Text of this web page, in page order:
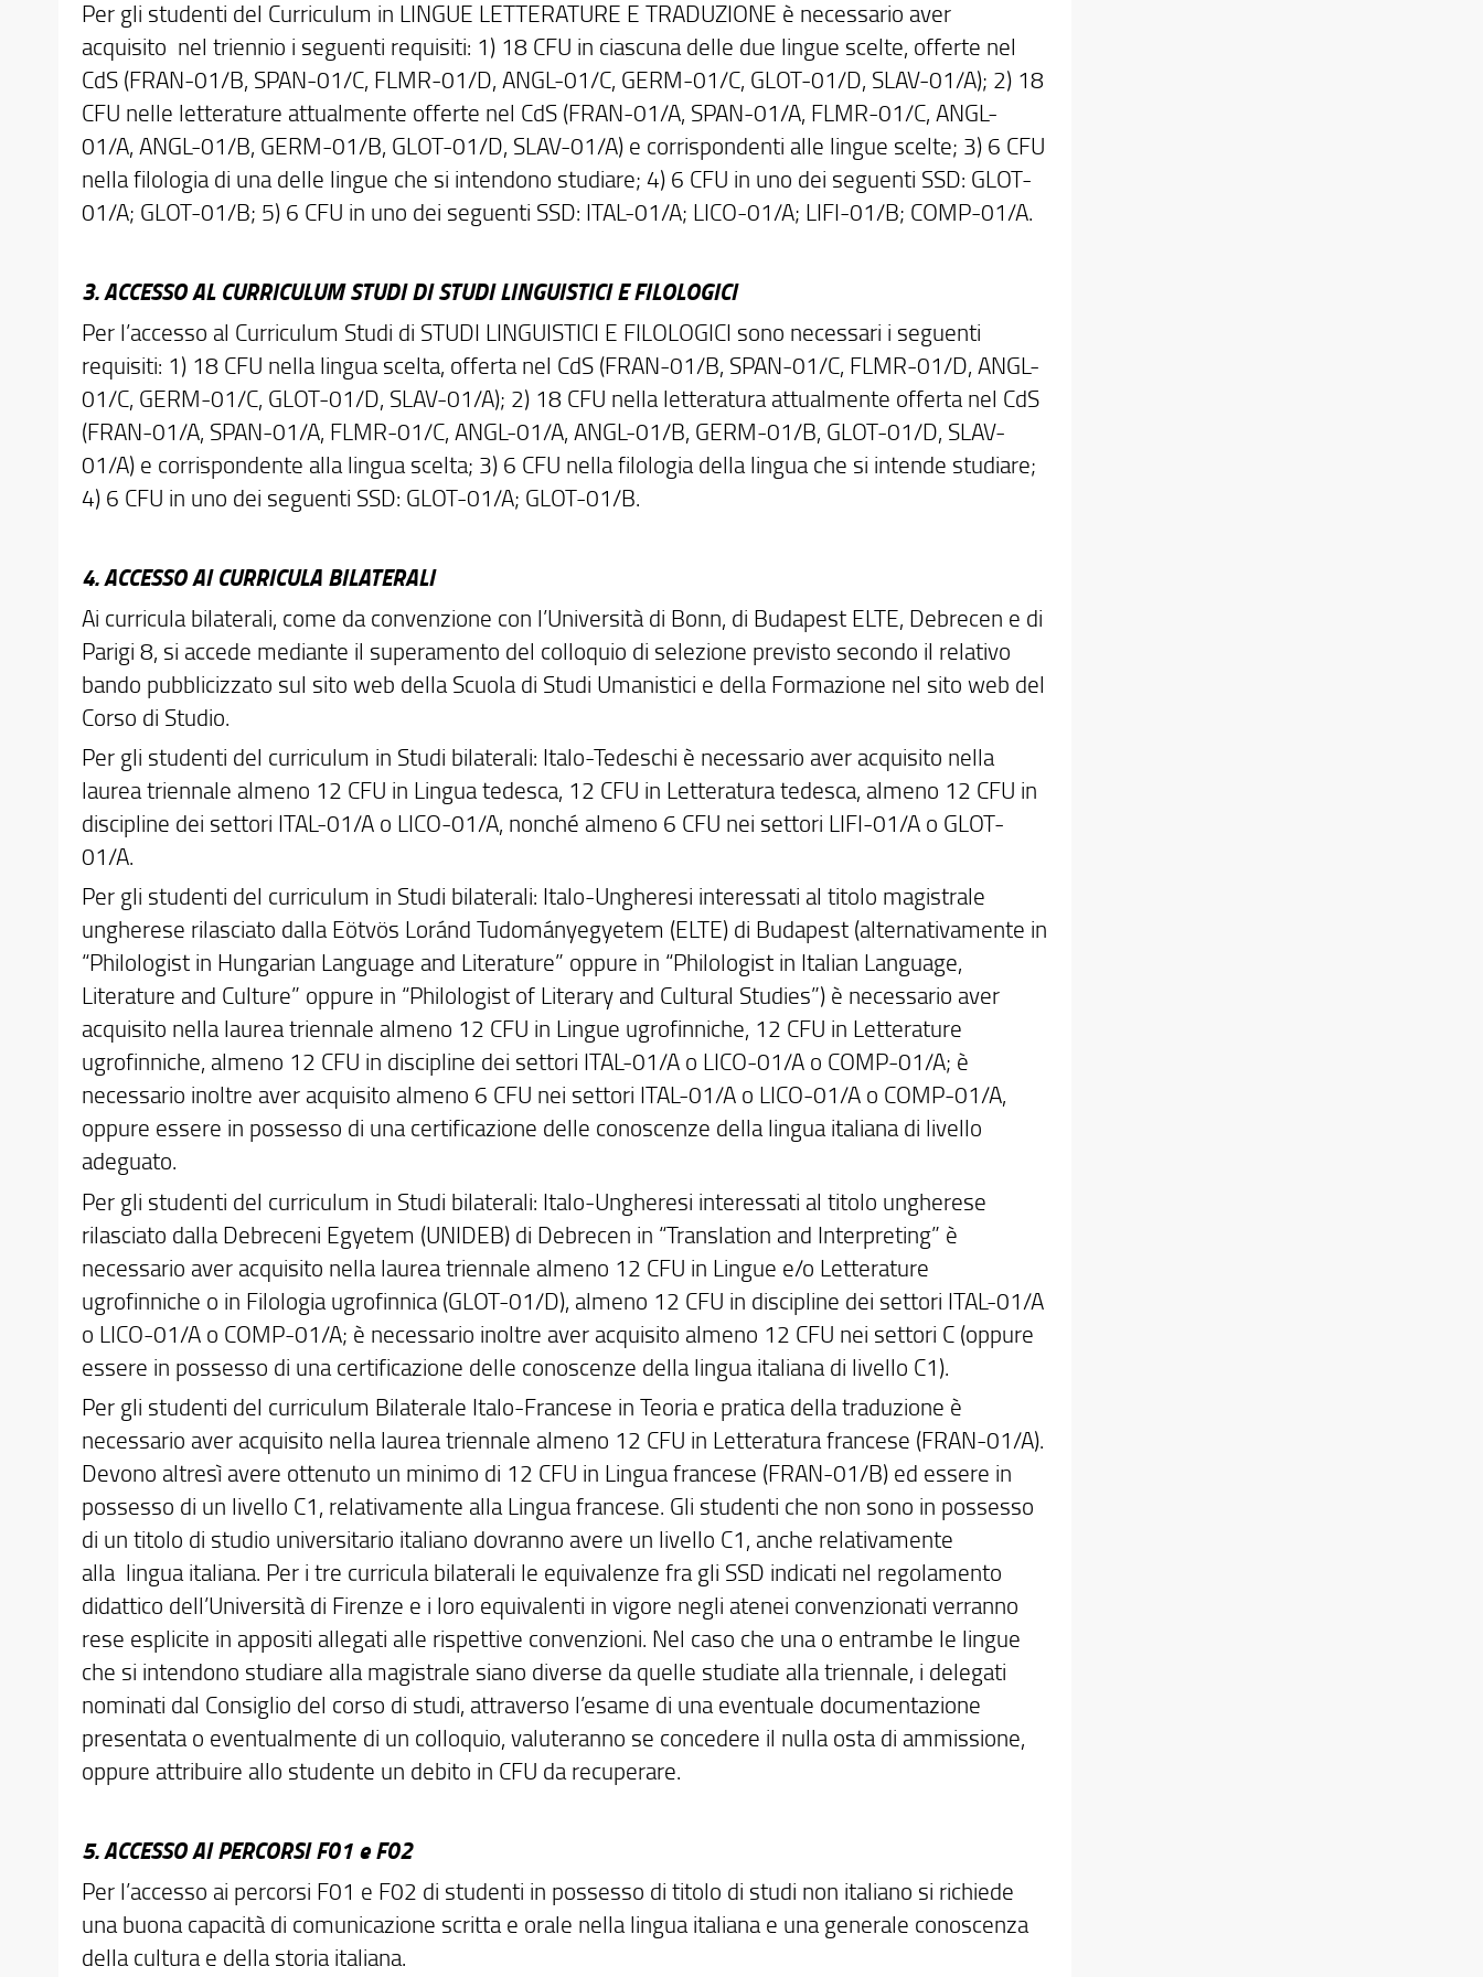
Per gli studenti del Curriculum in LINGUE LETTERATURE E TRADUZIONE è necessario aver
acquisito nel triennio i seguenti requisiti: 1) 18 CFU in ciascuna delle due lingue scelte, offerte nel
CdS (FRAN-01/B, SPAN-01/C, FLMR-01/D, ANGL-01/C, GERM-01/C, GLOT-01/D, SLAV-01/A); 2) 18
CFU nelle letterature attualmente offerte nel CdS (FRAN-01/A, SPAN-01/A, FLMR-01/C, ANGL-
01/A, ANGL-01/B, GERM-01/B, GLOT-01/D, SLAV-01/A) e corrispondenti alle lingue scelte; 3) 6 CFU
nella filologia di una delle lingue che si intendono studiare; 4) 6 CFU in uno dei seguenti SSD: GLOT-
01/A; GLOT-01/B; 5) 6 CFU in uno dei seguenti SSD: ITAL-01/A; LICO-01/A; LIFI-01/B; COMP-01/A.
3. ACCESSO AL CURRICULUM STUDI DI STUDI LINGUISTICI E FILOLOGICI
Per l’accesso al Curriculum Studi di STUDI LINGUISTICI E FILOLOGICI sono necessari i seguenti
requisiti: 1) 18 CFU nella lingua scelta, offerta nel CdS (FRAN-01/B, SPAN-01/C, FLMR-01/D, ANGL-
01/C, GERM-01/C, GLOT-01/D, SLAV-01/A); 2) 18 CFU nella letteratura attualmente offerta nel CdS
(FRAN-01/A, SPAN-01/A, FLMR-01/C, ANGL-01/A, ANGL-01/B, GERM-01/B, GLOT-01/D, SLAV-
01/A) e corrispondente alla lingua scelta; 3) 6 CFU nella filologia della lingua che si intende studiare;
4) 6 CFU in uno dei seguenti SSD: GLOT-01/A; GLOT-01/B.
4. ACCESSO AI CURRICULA BILATERALI
Ai curricula bilaterali, come da convenzione con l’Università di Bonn, di Budapest ELTE, Debrecen e di
Parigi 8, si accede mediante il superamento del colloquio di selezione previsto secondo il relativo
bando pubblicizzato sul sito web della Scuola di Studi Umanistici e della Formazione nel sito web del
Corso di Studio.
Per gli studenti del curriculum in Studi bilaterali: Italo-Tedeschi è necessario aver acquisito nella
laurea triennale almeno 12 CFU in Lingua tedesca, 12 CFU in Letteratura tedesca, almeno 12 CFU in
discipline dei settori ITAL-01/A o LICO-01/A, nonché almeno 6 CFU nei settori LIFI-01/A o GLOT-
01/A.
Per gli studenti del curriculum in Studi bilaterali: Italo-Ungheresi interessati al titolo magistrale
ungherese rilasciato dalla Eötvös Loránd Tudományegyetem (ELTE) di Budapest (alternativamente in
“Philologist in Hungarian Language and Literature” oppure in “Philologist in Italian Language,
Literature and Culture” oppure in “Philologist of Literary and Cultural Studies”) è necessario aver
acquisito nella laurea triennale almeno 12 CFU in Lingue ugrofinniche, 12 CFU in Letterature
ugrofinniche, almeno 12 CFU in discipline dei settori ITAL-01/A o LICO-01/A o COMP-01/A; è
necessario inoltre aver acquisito almeno 6 CFU nei settori ITAL-01/A o LICO-01/A o COMP-01/A,
oppure essere in possesso di una certificazione delle conoscenze della lingua italiana di livello
adeguato.
Per gli studenti del curriculum in Studi bilaterali: Italo-Ungheresi interessati al titolo ungherese
rilasciato dalla Debreceni Egyetem (UNIDEB) di Debrecen in “Translation and Interpreting” è
necessario aver acquisito nella laurea triennale almeno 12 CFU in Lingue e/o Letterature
ugrofinniche o in Filologia ugrofinnica (GLOT-01/D), almeno 12 CFU in discipline dei settori ITAL-01/A
o LICO-01/A o COMP-01/A; è necessario inoltre aver acquisito almeno 12 CFU nei settori C (oppure
essere in possesso di una certificazione delle conoscenze della lingua italiana di livello C1).
Per gli studenti del curriculum Bilaterale Italo-Francese in Teoria e pratica della traduzione è
necessario aver acquisito nella laurea triennale almeno 12 CFU in Letteratura francese (FRAN-01/A).
Devono altresì avere ottenuto un minimo di 12 CFU in Lingua francese (FRAN-01/B) ed essere in
possesso di un livello C1, relativamente alla Lingua francese. Gli studenti che non sono in possesso
di un titolo di studio universitario italiano dovranno avere un livello C1, anche relativamente
alla lingua italiana. Per i tre curricula bilaterali le equivalenze fra gli SSD indicati nel regolamento
didattico dell’Università di Firenze e i loro equivalenti in vigore negli atenei convenzionati verranno
rese esplicite in appositi allegati alle rispettive convenzioni. Nel caso che una o entrambe le lingue
che si intendono studiare alla magistrale siano diverse da quelle studiate alla triennale, i delegati
nominati dal Consiglio del corso di studi, attraverso l’esame di una eventuale documentazione
presentata o eventualmente di un colloquio, valuteranno se concedere il nulla osta di ammissione,
oppure attribuire allo studente un debito in CFU da recuperare.
5. ACCESSO AI PERCORSI F01 e F02
Per l’accesso ai percorsi F01 e F02 di studenti in possesso di titolo di studi non italiano si richiede
una buona capacità di comunicazione scritta e orale nella lingua italiana e una generale conoscenza
della cultura e della storia italiana.